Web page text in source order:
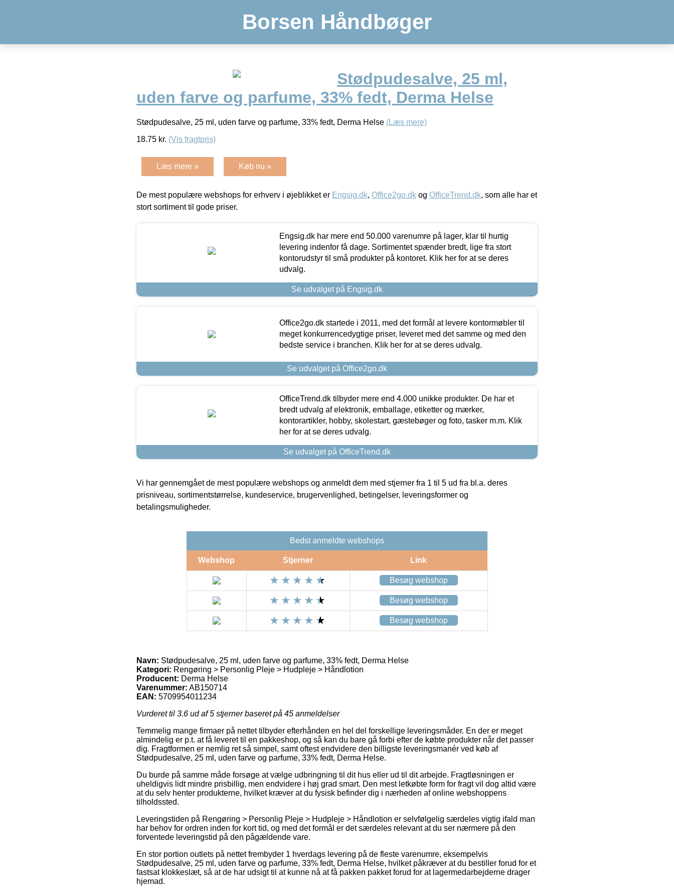
Borsen Håndbøger
Stødpudesalve, 25 ml,
uden farve og parfume, 33% fedt, Derma Helse
Stødpudesalve, 25 ml, uden farve og parfume, 33% fedt, Derma Helse (Læs mere)
18.75 kr. (Vis fragtpris)
Læs mere » Køb nu »
De mest populære webshops for erhverv i øjeblikket er Engsig.dk, Office2go.dk og OfficeTrend.dk, som alle har et
stort sortiment til gode priser.
Engsig.dk har mere end 50.000 varenumre på lager, klar til hurtig
levering indenfor få dage. Sortimentet spænder bredt, lige fra stort
kontorudstyr til små produkter på kontoret. Klik her for at se deres
udvalg.
Se udvalget på Engsig.dk
Office2go.dk startede i 2011, med det formål at levere kontormøbler til
meget konkurrencedygtige priser, leveret med det samme og med den
bedste service i branchen. Klik her for at se deres udvalg.
Se udvalget på Office2go.dk
OfficeTrend.dk tilbyder mere end 4.000 unikke produkter. De har et
bredt udvalg af elektronik, emballage, etiketter og mærker,
kontorartikler, hobby, skolestart, gæstebøger og foto, tasker m.m. Klik
her for at se deres udvalg.
Se udvalget på OfficeTrend.dk
Vi har gennemgået de mest populære webshops og anmeldt dem med stjerner fra 1 til 5 ud fra bl.a. deres
prisniveau, sortimentstørrelse, kundeservice, brugervenlighed, betingelser, leveringsformer og
betalingsmuligheder.
Bedst anmeldte webshops
Webshop Stjerner Link
Besøg webshop
Besøg webshop
Besøg webshop
Navn: Stødpudesalve, 25 ml, uden farve og parfume, 33% fedt, Derma Helse
Kategori: Rengøring > Personlig Pleje > Hudpleje > Håndlotion
Producent: Derma Helse
Varenummer: AB150714
EAN: 5709954011234
Vurderet til 3.6 ud af 5 stjerner baseret på 45 anmeldelser
Temmelig mange firmaer på nettet tilbyder efterhånden en hel del forskellige leveringsmåder. En der er meget
almindelig er p.t. at få leveret til en pakkeshop, og så kan du bare gå forbi efter de købte produkter når det passer
dig. Fragtformen er nemlig ret så simpel, samt oftest endvidere den billigste leveringsmanér ved køb af
Stødpudesalve, 25 ml, uden farve og parfume, 33% fedt, Derma Helse.
Du burde på samme måde forsøge at vælge udbringning til dit hus eller ud til dit arbejde. Fragtløsningen er
uheldigvis lidt mindre prisbillig, men endvidere i høj grad smart. Den mest letkøbte form for fragt vil dog altid være
at du selv henter produkterne, hvilket kræver at du fysisk befinder dig i nærheden af online webshoppens
tilholdssted.
Leveringstiden på Rengøring > Personlig Pleje > Hudpleje > Håndlotion er selvfølgelig særdeles vigtig ifald man
har behov for ordren inden for kort tid, og med det formål er det særdeles relevant at du ser nærmere på den
forventede leveringstid på den pågældende vare.
En stor portion outlets på nettet frembyder 1 hverdags levering på de fleste varenumre, eksempelvis
Stødpudesalve, 25 ml, uden farve og parfume, 33% fedt, Derma Helse, hvilket påkræver at du bestiller forud for et
fastsat klokkeslæt, så at de har udsigt til at kunne nå at få pakken pakket forud for at lagermedarbejderne drager
hjemad.